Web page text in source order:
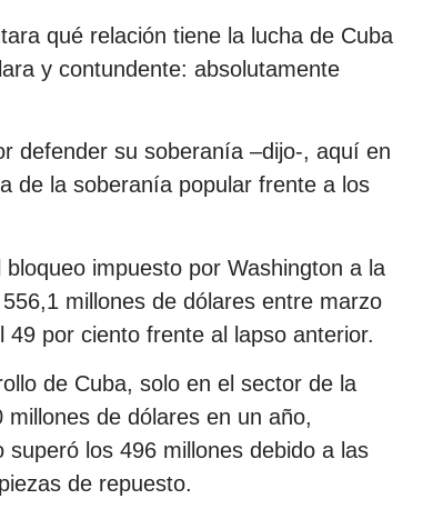
qué relación tiene la lucha de Cuba
y contundente: absolutamente
defender su soberanía –dijo-, aquí en
de la soberanía popular frente a los
impuesto por Washington a la
millones de dólares entre marzo
por ciento frente al lapso anterior.
de Cuba, solo en el sector de la
de dólares en un año,
los 496 millones debido a las
de repuesto.